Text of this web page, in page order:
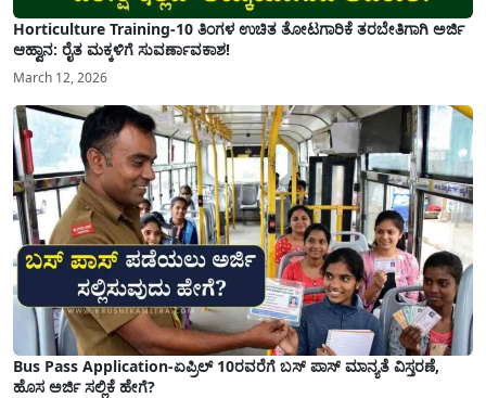
Horticulture Training-10 ತಿಂಗಳ ಉಚಿತ ತೋಟಗಾರಿಕೆ ತರಬೇತಿಗಾಗಿ ಅರ್ಜಿ
ಆಹ್ವಾನ: ರೈತ ಮಕ್ಕಳಿಗೆ ಸುವರ್ಣಾವಕಾಶ!
March 12, 2026
Bus Pass Application-ಏಪ್ರಿಲ್ 10ರವರೆಗೆ ಬಸ್ ಪಾಸ್ ಮಾನ್ಯತೆ ವಿಸ್ತರಣೆ,
ಹೊಸ ಅರ್ಜಿ ಸಲ್ಲಿಕೆ ಹೇಗೆ?